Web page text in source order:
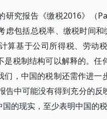
研究报告《缴税2016》（
虑包括总税率、缴税时间
算基于公司所得税、劳动
税制结构可以解释的。任
，中国的税制还需作进一
告中可能没有得到充分的
的现实，至少表明中国的